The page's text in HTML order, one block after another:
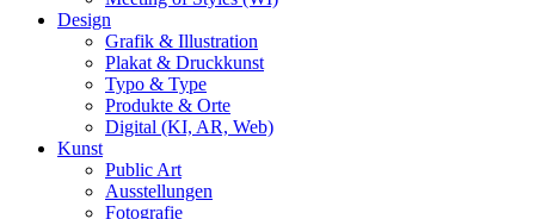
Design
Grafik & Illustration
Plakat & Druckkunst
Typo & Type
Produkte & Orte
Digital (KI, AR, Web)
Kunst
Public Art
Ausstellungen
Fotografie